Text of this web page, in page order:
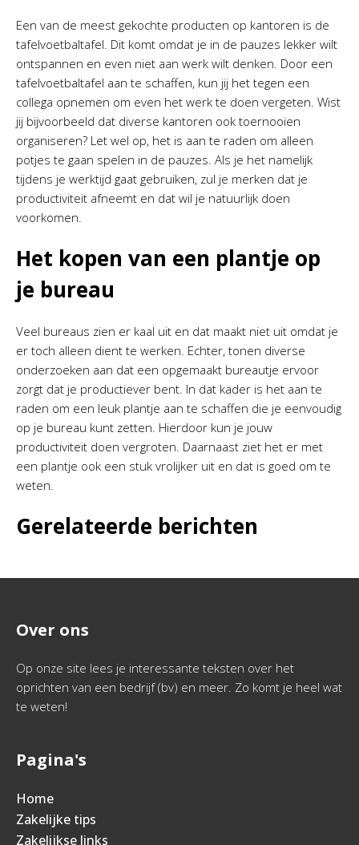
Een van de meest gekochte producten op kantoren is de
tafelvoetbaltafel. Dit komt omdat je in de pauzes lekker wilt
ontspannen en even niet aan werk wilt denken. Door een
tafelvoetbaltafel aan te schaffen, kun jij het tegen een
collega opnemen om even het werk te doen vergeten. Wist
jij bijvoorbeeld dat diverse kantoren ook toernooien
organiseren? Let wel op, het is aan te raden om alleen
potjes te gaan spelen in de pauzes. Als je het namelijk
tijdens je werktijd gaat gebruiken, zul je merken dat je
productiviteit afneemt en dat wil je natuurlijk doen
voorkomen.
Het kopen van een plantje op
je bureau
Veel bureaus zien er kaal uit en dat maakt niet uit omdat je
er toch alleen dient te werken. Echter, tonen diverse
onderzoeken aan dat een opgemaakt bureautje ervoor
zorgt dat je productiever bent. In dat kader is het aan te
raden om een leuk plantje aan te schaffen die je eenvoudig
op je bureau kunt zetten. Hierdoor kun je jouw
productiviteit doen vergroten. Daarnaast ziet het er met
een plantje ook een stuk vrolijker uit en dat is goed om te
weten.
Gerelateerde berichten
Over ons
Op onze site lees je interessante teksten over het
oprichten van een bedrijf (bv) en meer. Zo komt je heel wat
te weten!
Pagina's
Home
Zakelijke tips
Zakelijkse links